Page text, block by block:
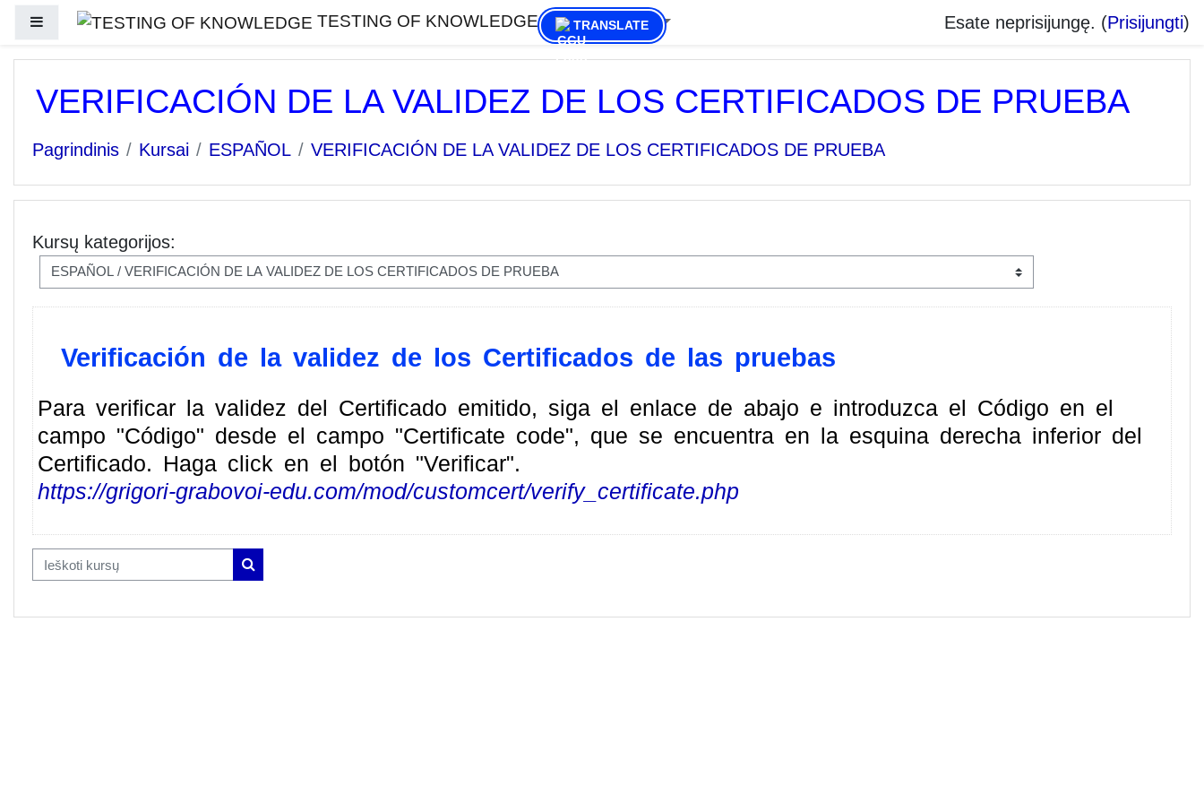
Pereiti į pagrindinį turinį
Šoninis skydelis TESTING OF KNOWLEDGE Lietuvių ‎(lt)‎ Esate neprisijungę. (Prisijungti)
VERIFICACIÓN DE LA VALIDEZ DE LOS CERTIFICADOS DE PRUEBA
Pagrindinis Kursai ESPAÑOL VERIFICACIÓN DE LA VALIDEZ DE LOS CERTIFICADOS DE PRUEBA
Kursų kategorijos:
Verificación de la validez de los Certificados de las pruebas
Para verificar la validez del Certificado emitido, siga el enlace de abajo e introduzca el Código en el
campo "Código" desde el campo "Certificate code", que se encuentra en la esquina derecha inferior del
Certificado. Haga click en el botón "Verificar".
https://grigori-grabovoi-edu.com/mod/customcert/verify_certificate.php
Ieškoti kursų Ieškoti kursų
TRANSLATE